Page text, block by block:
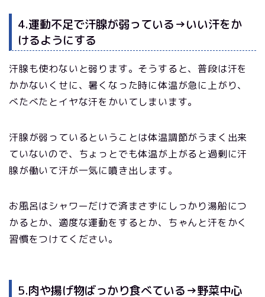
4.運動不足で汗腺が弱っている→いい汗をか
けるようにする
汗腺も使わないと弱ります。そうすると、普段は汗を
かかないくせに、暑くなった時に体温が急に上がり、
べたべたとイヤな汗をかいてしまいます。
汗腺が弱っているということは体温調節がうまく出来
ていないので、ちょっとでも体温が上がると過剰に汗
腺が働いて汗が一気に噴き出します。
お風呂はシャワーだけで済まさずにしっかり湯船につ
かるとか、適度な運動をするとか、ちゃんと汗をかく
習慣をつけてください。
5.肉や揚げ物ばっかり食べている→野菜中心